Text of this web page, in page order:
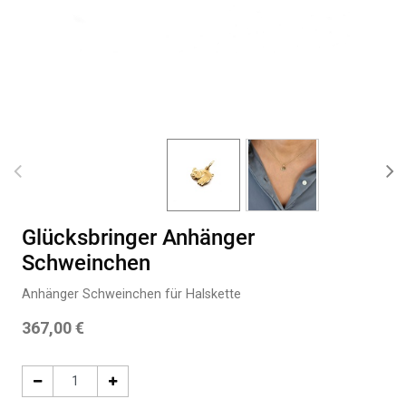
Glücksbringer Anhänger
Schweinchen
Anhänger Schweinchen für Halskette
367,00€